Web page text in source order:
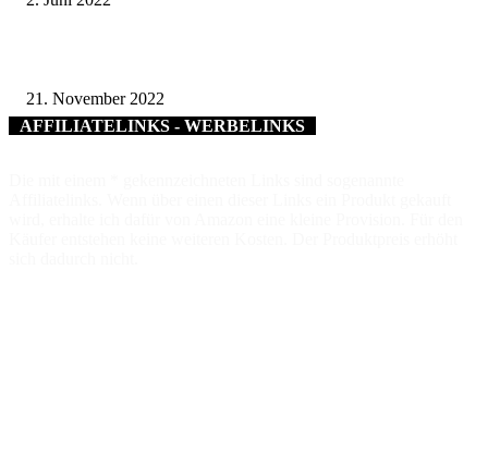
21. November 2022
AFFILIATELINKS - WERBELINKS